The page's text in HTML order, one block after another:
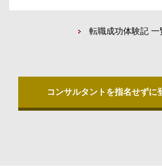
転職成功体験記 一
コンサルタントを指名せずに